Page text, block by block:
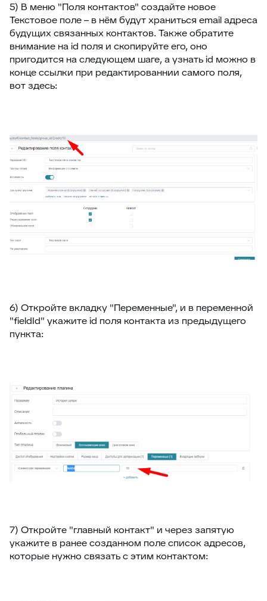
5) В меню "Поля контактов" создайте новое
Текстовое поле – в нём будут храниться email адреса
будущих связанных контактов. Также обратите
внимание на id поля и скопируйте его, оно
пригодится на следующем шаге, а узнать id можно в
конце ссылки при редактированнии самого поля,
вот здесь:
6) Откройте вкладку "Переменные", и в переменной
"fieldId" укажите id поля контакта из предыдущего
пункта:
7) Откройте "главный контакт" и через запятую
укажите в ранее созданном поле список адресов,
которые нужно связать с этим контактом: